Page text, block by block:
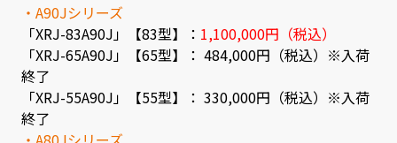
・A90Jシリーズ
「XRJ-83A90J」【83型】： 1,100,000円（税込）
「XRJ-65A90J」【65型】： 484,000円（税込）※入荷
終了
「XRJ-55A90J」【55型】： 330,000円（税込）※入荷
終了